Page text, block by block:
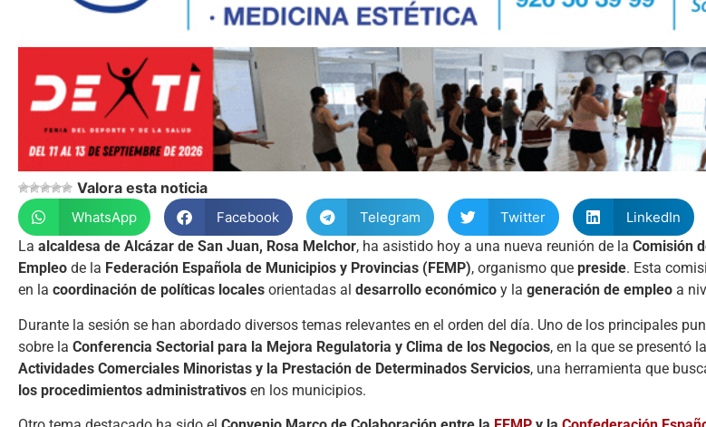
Valora esta noticia
WhatsApp Facebook Telegram Twitter
LinkedIn
La alcaldesa de Alcázar de San Juan, Rosa Melchor, ha asistido hoy a una nueva reunión de la Comisión
Empleo de la Federación Española de Municipios y Provincias ( FEMP), organismo que preside. Esta
en la coordinación de políticas locales orientadas al desarrollo económico y la generación de empleo a
Durante la sesión se han abordado diversos temas relevantes en el orden del día. Uno de los principales
sobre la Conferencia Sectorial para la Mejora Regulatoria y Clima de los Negocios, en la que se presentó la
Actividades Comerciales Minoristas y la Prestación de Determinados Servicios, una herramienta que
los procedimientos administrativos en los municipios.